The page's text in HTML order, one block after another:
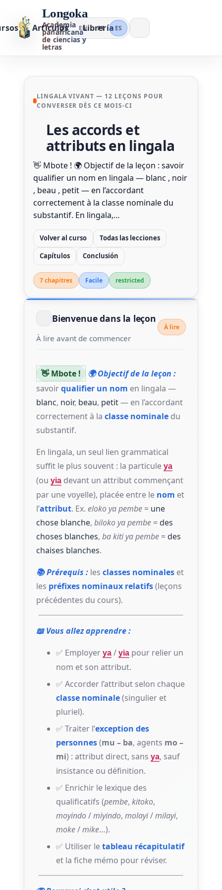
Longoka
Academia
panafricana
de ciencias y
letras
Artículos Librería
FR EN PT ES
LINGALA VIVANT — 12 LEÇONS POUR
CONVERSER DÈS CE MOIS-CI
Les accords et
attributs en lingala
👋 Mbote ! 🌍 Objectif de la leçon : savoir
qualifier un nom en lingala — blanc , noir
, beau , petit — en l’accordant
correctement à la classe nominale du
substantif. En lingala,…
Volver al curso
Todas las lecciones
Capítulos
Conclusión
7 chapitres Facile restricted
Bienvenue dans la leçon
À lire avant de commencer
À lire
👋 Mbote !
🌍 Objectif de la leçon :
savoirqualifier un nom en lingala —
blanc, noir, beau, petit— en l’accordant
correctement à la classe nominale du
substantif.
En lingala, un seul lien grammatical
suffit le plus souvent : la particule ya
(ou yia devant un attribut commençant
par une voyelle), placée entre le nom et
l’attribut. Ex. eloko ya pembe = une
chose blanche, biloko ya pembe =des
choses blanches, ba kiti ya pembe =des
chaises blanches.
📚 Prérequis : les classes nominales et
les préfixes nominaux relatifs(leçons
précédentes du cours).
📖 Vous allez apprendre :
✅ Employer ya / yia pour relier un
nom et son attribut.
✅ Accorder l’attribut selon chaque
classe nominale(singulier et
pluriel).
✅ Traiter l’exception des
personnes(mu – ba, agents mo –
mi) : attribut direct, sans ya, sauf
insistance ou définition.
✅ Enrichir le lexique des
qualificatifs (pembe, kitoko,
moyindo/miyindo, molayi/milayi,
moke/mike…).
✅ Utiliser letableau récapitulatif
et la fiche mémo pour réviser.